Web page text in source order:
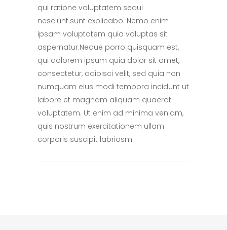
qui ratione voluptatem sequi
nesciunt.sunt explicabo. Nemo enim
ipsam voluptatem quia voluptas sit
aspernatur.Neque porro quisquam est,
qui dolorem ipsum quia dolor sit amet,
consectetur, adipisci velit, sed quia non
numquam eius modi tempora incidunt ut
labore et magnam aliquam quaerat
voluptatem. Ut enim ad minima veniam,
quis nostrum exercitationem ullam
corporis suscipit labriosm.